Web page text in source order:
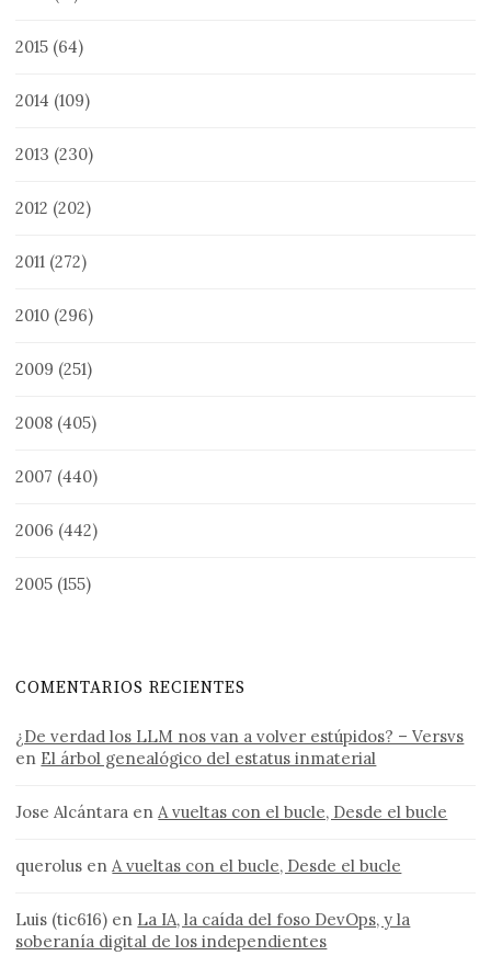
2015 (64)
2014 (109)
2013 (230)
2012 (202)
2011 (272)
2010 (296)
2009 (251)
2008 (405)
2007 (440)
2006 (442)
2005 (155)
COMENTARIOS RECIENTES
¿De verdad los LLM nos van a volver estúpidos? – Versvs
en El árbol genealógico del estatus inmaterial
Jose Alcántara en A vueltas con el bucle, Desde el bucle
querolus en A vueltas con el bucle, Desde el bucle
Luis (tic616) en La IA, la caída del foso DevOps, y la
soberanía digital de los independientes